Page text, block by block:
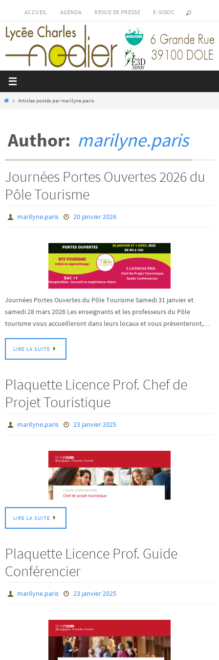
contenu
ACCUEIL AGENDA REVUE DE PRESSE E-SIDOC
HomeArticles postés par marilyne.paris
Author: marilyne.paris
Journées Portes Ouvertes 2026 du
Pôle Tourisme
marilyne.paris 20 janvier 2026
Journées Portes Ouvertes du Pôle Tourisme Samedi 31 janvier et
samedi 28 mars 2026 Les enseignants et les professeurs du Pôle
tourisme vous accueilleront dans leurs locaux et vous présenteront,…
LIRE LA SUITE
Plaquette Licence Prof. Chef de
Projet Touristique
marilyne.paris 23 janvier 2025
LIRE LA SUITE
Plaquette Licence Prof. Guide
Conférencier
marilyne.paris 23 janvier 2025